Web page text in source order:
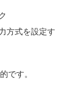
方式を設定す
です。